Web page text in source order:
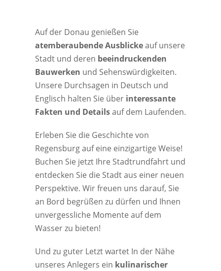
Auf der Donau genießen Sie
atemberaubende Ausblickeauf unsere
Stadt und deren beeindruckenden
Bauwerken und Sehenswürdigkeiten.
Unsere Durchsagen in Deutsch und
Englisch halten Sie über interessante
Fakten und Detailsauf dem Laufenden.
Erleben Sie die Geschichte von
Regensburg auf eine einzigartige Weise!
Buchen Sie jetzt Ihre Stadtrundfahrt und
entdecken Sie die Stadt aus einer neuen
Perspektive. Wir freuen uns darauf, Sie
an Bord begrüßen zu dürfen und Ihnen
unvergessliche Momente auf dem
Wasser zu bieten!
Und zu guter Letzt wartet In der Nähe
unseres Anlegers ein kulinarischer